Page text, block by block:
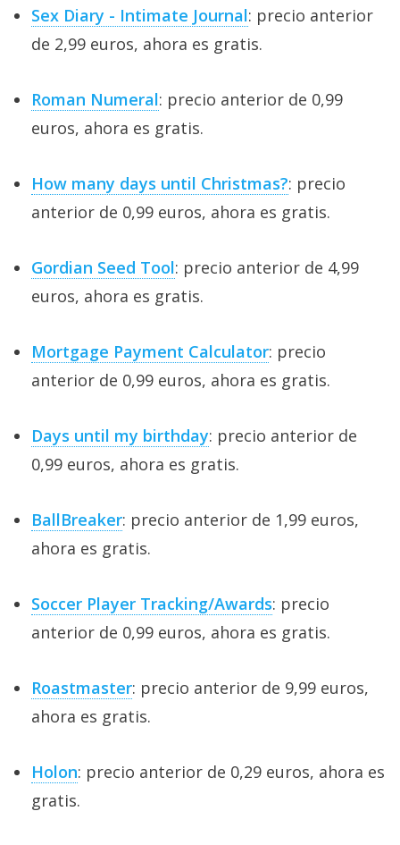
Sex Diary - Intimate Journal: precio anterior
de 2,99 euros, ahora es gratis.
Roman Numeral: precio anterior de 0,99
euros, ahora es gratis.
How many days until Christmas?: precio
anterior de 0,99 euros, ahora es gratis.
Gordian Seed Tool: precio anterior de 4,99
euros, ahora es gratis.
Mortgage Payment Calculator: precio
anterior de 0,99 euros, ahora es gratis.
Days until my birthday: precio anterior de
0,99 euros, ahora es gratis.
BallBreaker: precio anterior de 1,99 euros,
ahora es gratis.
Soccer Player Tracking/Awards: precio
anterior de 0,99 euros, ahora es gratis.
Roastmaster: precio anterior de 9,99 euros,
ahora es gratis.
Holon: precio anterior de 0,29 euros, ahora es
gratis.